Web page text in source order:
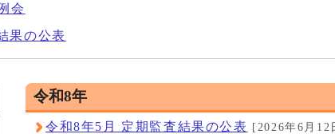
会
果の公表
令和8年
令和8年5月 定期監査結果の公表 [2026年6月12